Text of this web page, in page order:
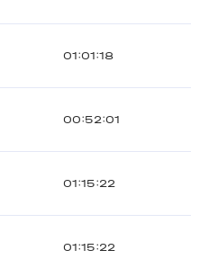
01:01:18
00:52:01
01:15:22
01:15:22